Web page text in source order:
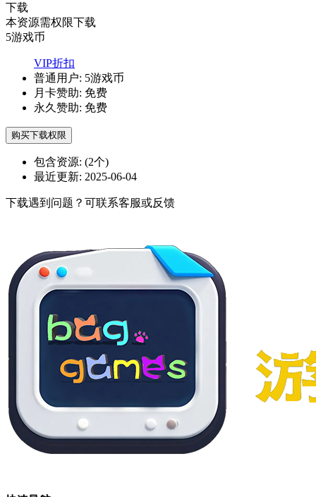
下载
本资源需权限下载
5游戏币
VIP折扣
普通用户: 5游戏币
月卡赞助: 免费
永久赞助: 免费
购买下载权限
包含资源: (2个)
最近更新: 2025-06-04
下载遇到问题？可联系客服或反馈